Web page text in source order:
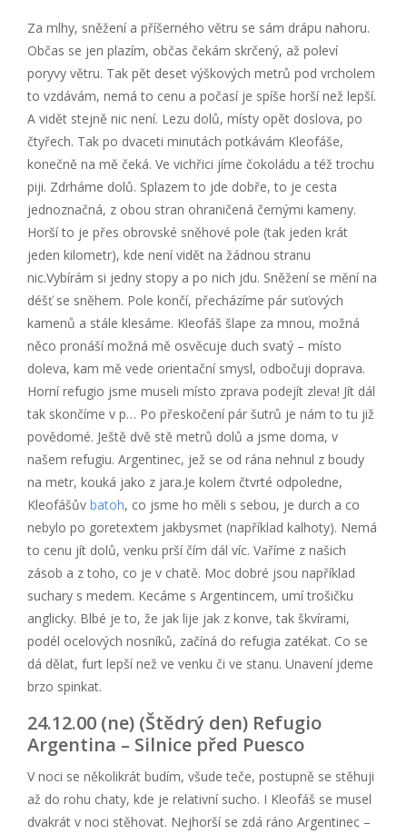
Za mlhy, sněžení a příšerného větru se sám drápu nahoru.
Občas se jen plazím, občas čekám skrčený, až poleví
poryvy větru. Tak pět deset výškových metrů pod vrcholem
to vzdávám, nemá to cenu a počasí je spíše horší než lepší.
A vidět stejně nic není. Lezu dolů, místy opět doslova, po
čtyřech. Tak po dvaceti minutách potkávám Kleofáše,
konečně na mě čeká. Ve vichřici jíme čokoládu a též trochu
piji. Zdrháme dolů. Splazem to jde dobře, to je cesta
jednoznačná, z obou stran ohraničená černými kameny.
Horší to je přes obrovské sněhové pole (tak jeden krát
jeden kilometr), kde není vidět na žádnou stranu
nic.Vybírám si jedny stopy a po nich jdu. Sněžení se mění na
déšť se sněhem. Pole končí, přecházíme pár suťových
kamenů a stále klesáme. Kleofáš šlape za mnou, možná
něco pronáší možná mě osvěcuje duch svatý – místo
doleva, kam mě vede orientační smysl, odbočuji doprava.
Horní refugio jsme museli místo zprava podejít zleva! Jít dál
tak skončíme v p… Po přeskočení pár šutrů je nám to tu již
povědomé. Ještě dvě stě metrů dolů a jsme doma, v
našem refugiu. Argentinec, jež se od rána nehnul z boudy
na metr, kouká jako z jara.Je kolem čtvrté odpoledne,
Kleofášův batoh, co jsme ho měli s sebou, je durch a co
nebylo po goretextem jakbysmet (například kalhoty). Nemá
to cenu jít dolů, venku prší čím dál víc. Vaříme z našich
zásob a z toho, co je v chatě. Moc dobré jsou například
suchary s medem. Kecáme s Argentincem, umí trošičku
anglicky. Blbé je to, že jak lije jak z konve, tak škvírami,
podél ocelových nosníků, začíná do refugia zatékat. Co se
dá dělat, furt lepší než ve venku či ve stanu. Unavení jdeme
brzo spinkat.
24.12.00 (ne) (Štědrý den) Refugio
Argentina – Silnice před Puesco
V noci se několikrát budím, všude teče, postupně se stěhuji
až do rohu chaty, kde je relativní sucho. I Kleofáš se musel
dvakrát v noci stěhovat. Nejhorší se zdá ráno Argentinec –